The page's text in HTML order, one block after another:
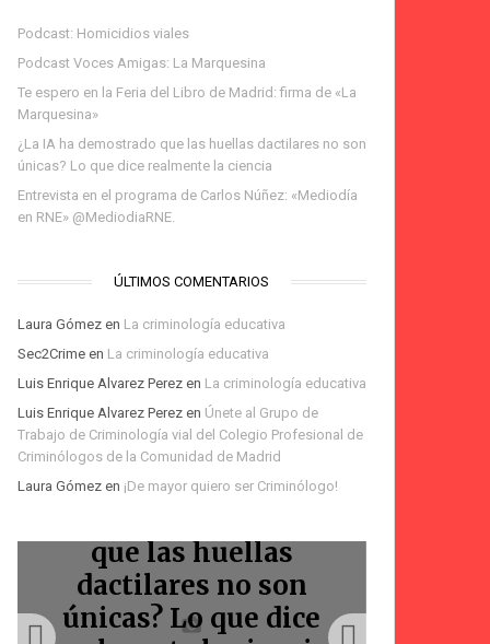
Podcast: Homicidios viales
Podcast Voces Amigas: La Marquesina
Te espero en la Feria del Libro de Madrid: firma de «La
Marquesina»
¿La IA ha demostrado que las huellas dactilares no son
únicas? Lo que dice realmente la ciencia
Entrevista en el programa de Carlos Núñez: «Mediodía
en RNE» @MediodiaRNE.
ÚLTIMOS COMENTARIOS
Laura Gómezen La criminología educativa
Sec2Crimeen La criminología educativa
Luis Enrique Alvarez Perezen La criminología educativa
Luis Enrique Alvarez Perezen Únete al Grupo de
Trabajo de Criminología vial del Colegio Profesional de
Criminólogos de la Comunidad de Madrid
Laura Gómezen ¡De mayor quiero ser Criminólogo!
Bienvenidos
criminólogos
Podcast: Homicidios
viales
Podcast Voces Amigas:
La Marquesina
Te espero en la Feria
del Libro de Madrid:
firma de «La
Marquesina»
que las huellas
dactilares no son
únicas? Lo que dice